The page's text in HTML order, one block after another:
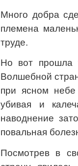
Много добра
племена
труде.
Но вот прошла
Волшебной
при ясном
убивая и
наводнение
повальная
Посмотрев в